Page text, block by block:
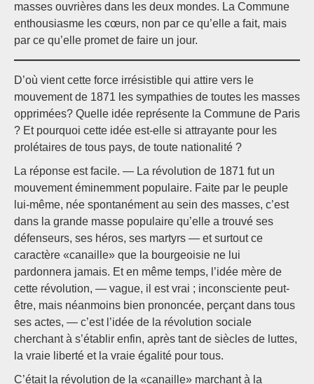
masses ouvrières dans les deux mondes. La Commune
enthousiasme les cœurs, non par ce qu’elle a fait, mais
par ce qu’elle promet de faire un jour.
D’où vient cette force irrésistible qui attire vers le
mouvement de 1871 les sympathies de toutes les masses
opprimées? Quelle idée représente la Commune de Paris
? Et pourquoi cette idée est-elle si attrayante pour les
prolétaires de tous pays, de toute nationalité ?
La réponse est facile. — La révolution de 1871 fut un
mouvement éminemment populaire. Faite par le peuple
lui-même, née spontanément au sein des masses, c’est
dans la grande masse populaire qu’elle a trouvé ses
défenseurs, ses héros, ses martyrs — et surtout ce
caractère «canaille» que la bourgeoisie ne lui
pardonnera jamais. Et en même temps, l’idée mère de
cette révolution, — vague, il est vrai ; inconsciente peut-
être, mais néanmoins bien prononcée, perçant dans tous
ses actes, — c’est l’idée de la révolution sociale
cherchant à s’établir enfin, après tant de siècles de luttes,
la vraie liberté et la vraie égalité pour tous.
C’était la révolution de la «canaille» marchant à la